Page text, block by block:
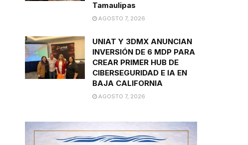
Tamaulipas
AGOSTO 7, 2026
UNIAT Y 3DMX ANUNCIAN
INVERSIÓN DE 6 MDP PARA
CREAR PRIMER HUB DE
CIBERSEGURIDAD E IA EN
BAJA CALIFORNIA
AGOSTO 7, 2026